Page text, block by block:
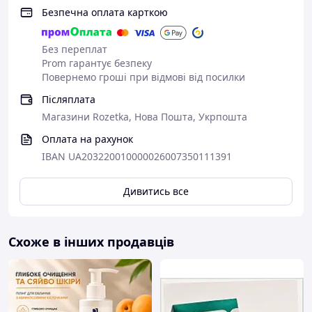
Безпечна оплата карткою
Без переплат
Prom гарантує безпеку
Повернемо гроші при відмові від посилки
Післяплата
Магазини Rozetka, Нова Пошта, Укрпошта
Оплата на рахунок
IBAN UA203220010000026007350111391
Дивитись все
Схоже в інших продавців